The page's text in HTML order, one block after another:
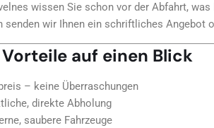
wissen Sie schon vor der Abfahrt,
senden wir Ihnen ein schriftliches Angebot
auf einen Blick
– keine Überraschungen
direkte Abholung
saubere Fahrzeuge